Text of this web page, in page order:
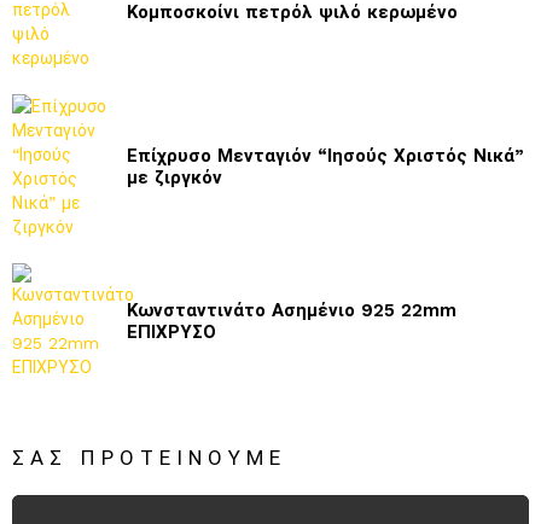
Κομποσκοίνι πετρόλ ψιλό κερωμένο
Επίχρυσο Μενταγιόν “Ιησούς Χριστός Νικά”
με ζιργκόν
Κωνσταντινάτο Ασημένιο 925 22mm
ΕΠΙΧΡΥΣΟ
ΣΑΣ ΠΡΟΤΕΊΝΟΥΜΕ